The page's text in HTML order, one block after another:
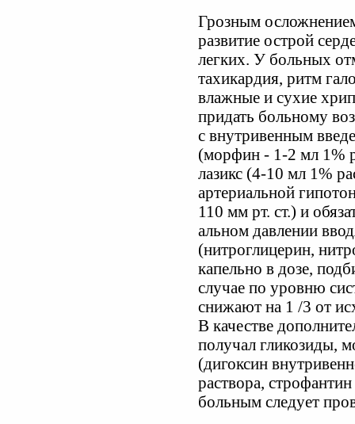
Грозным
развитие острой
легких. У больных
тахикардия, ритм
влажные и сухие
придать больному
с внутривенным
(морфин - 1-2 мл 1%
лазикс (4-10 мл 1%
артериальной
110 мм рт. ст.) и
альном давлении
(нитроглицерин,
капельно в дозе,
случае по уровню
снижают на 1 /3 от
В качестве
получал гликозиды,
(дигоксин
раствора,
больным следует